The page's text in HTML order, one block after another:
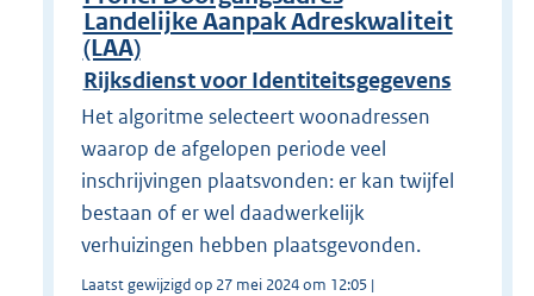
Landelijke Aanpak Adreskwaliteit
(LAA)
Rijksdienst voor Identiteitsgegevens
Het algoritme selecteert woonadressen
waarop de afgelopen periode veel
inschrijvingen plaatsvonden: er kan twijfel
bestaan of er wel daadwerkelijk
verhuizingen hebben plaatsgevonden.
Laatst gewijzigd op 27 mei 2024 om 12:05 |